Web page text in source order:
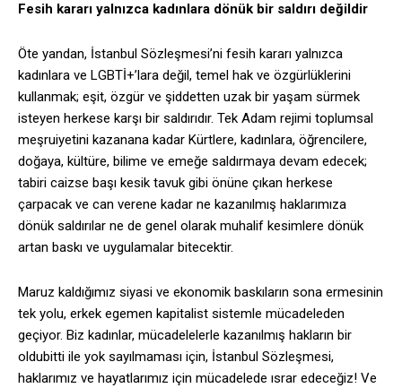
Fesih kararı yalnızca kadınlara dönük bir saldırı değildir
Öte yandan, İstanbul Sözleşmesi’ni fesih kararı yalnızca
kadınlara ve LGBTİ+’lara değil, temel hak ve özgürlüklerini
kullanmak; eşit, özgür ve şiddetten uzak bir yaşam sürmek
isteyen herkese karşı bir saldırıdır. Tek Adam rejimi toplumsal
meşruiyetini kazanana kadar Kürtlere, kadınlara, öğrencilere,
doğaya, kültüre, bilime ve emeğe saldırmaya devam edecek;
tabiri caizse başı kesik tavuk gibi önüne çıkan herkese
çarpacak ve can verene kadar ne kazanılmış haklarımıza
dönük saldırılar ne de genel olarak muhalif kesimlere dönük
artan baskı ve uygulamalar bitecektir.
Maruz kaldığımız siyasi ve ekonomik baskıların sona ermesinin
tek yolu, erkek egemen kapitalist sistemle mücadeleden
geçiyor. Biz kadınlar, mücadelelerle kazanılmış hakların bir
oldubitti ile yok sayılmaması için, İstanbul Sözleşmesi,
haklarımız ve hayatlarımız için mücadelede ısrar edeceğiz! Ve